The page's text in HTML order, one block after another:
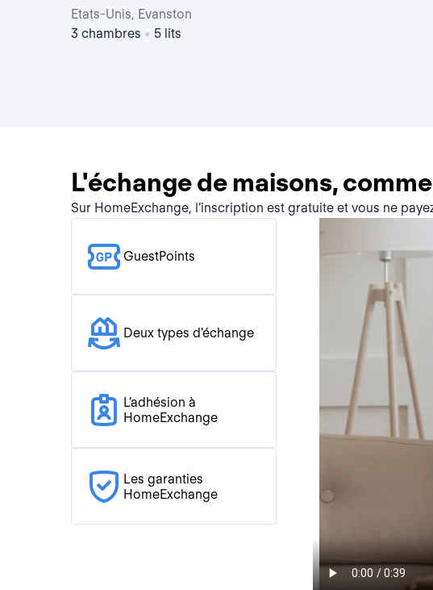
Etats-Unis, Evanston
3 chambres • 5 lits
L'échange de maisons,
Sur HomeExchange, l’inscription est gratuite et vous ne
GuestPoints
Deux types d'échange
L'adhésion à
HomeExchange
Les garanties
HomeExchange